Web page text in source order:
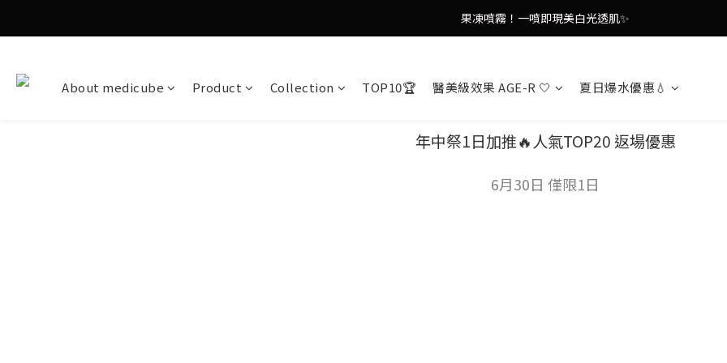
9in1多功能美容儀🌸護膚效果UP！
果凍噴霧！一噴即現美白光透肌✨
About medicube Product Collection TOP10🏆 醫美級效果 AGE-R 🤍 夏日爆水優惠💧
年中祭1日加推🔥人氣TOP20 返場優惠
6月30日 僅限1日